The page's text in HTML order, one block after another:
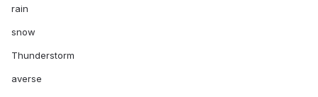
rain
snow
Thunderstorm
averse